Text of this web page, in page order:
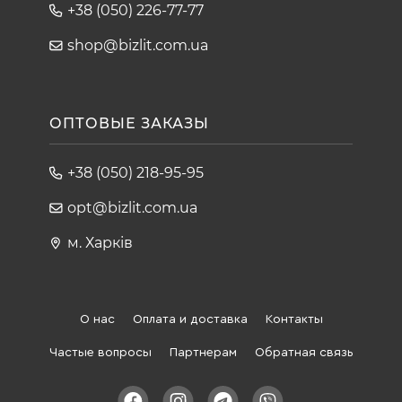
+38 (050) 226-77-77
shop@bizlit.com.ua
ОПТОВЫЕ ЗАКАЗЫ
+38 (050) 218-95-95
opt@bizlit.com.ua
м. Харків
О нас Оплата и доставка Контакты
Частые вопросы Партнерам Обратная связь